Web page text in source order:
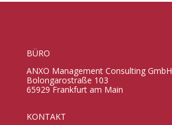
BÜRO
ANXO Management Consulting GmbH
Bolongarostraße 103
65929 Frankfurt am Main
KONTAKT